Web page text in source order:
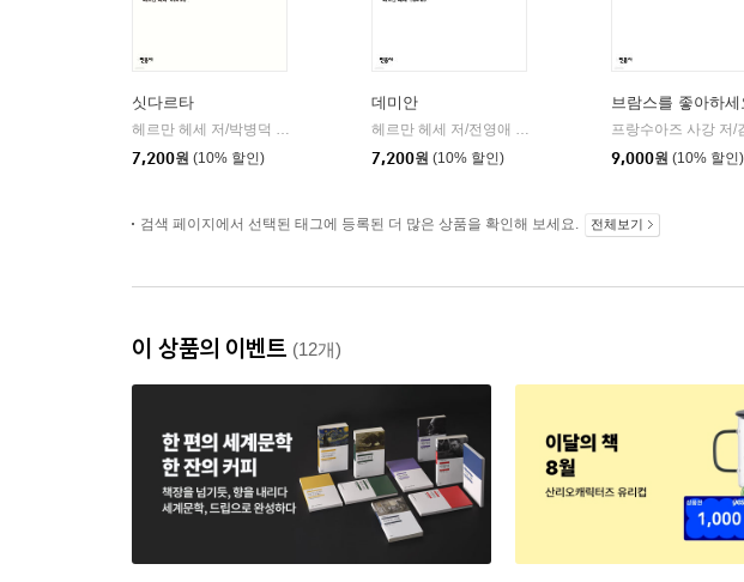
싯다르타
7,200원 (10% 할인)
데미안
7,200원 (10% 할인)
브람스를 좋아하세
9,000원 (10% 할인)
검색 페이지에서 선택된 태그에 등록된 더 많은 상품을 확인해 보세요. 전체보기
이 상품의 이벤트 (12개)